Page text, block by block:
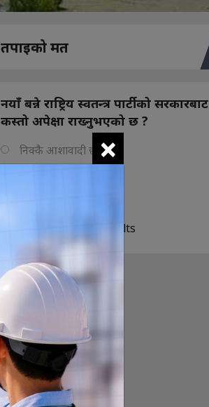
तपाइको मत
नयाँ बन्ने राष्ट्रिय स्वतन्त्र पार्टीको सरकारबाट
कस्तो अपेक्षा राख्नुभएको छ ?
निक्कै आशावादी छौ
View Results
×